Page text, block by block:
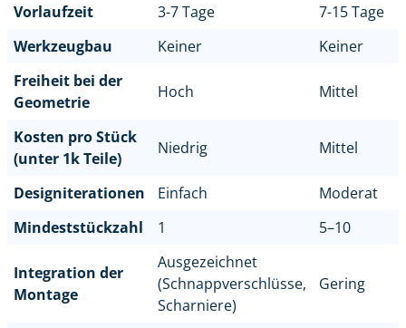
Vorlaufzeit
3-7 Tage
7-15 Tage
Werkzeugbau
Keiner
Keiner
Freiheit bei der
Geometrie
Hoch Mittel
Kosten pro Stück
(unter 1k Teile)
Niedrig Mittel
Designiterationen Einfach
Moderat
Mindeststückzahl
1 5–10
Integration der
Montage
Ausgezeichnet
(Schnappverschlüsse,
Scharniere)
Gering